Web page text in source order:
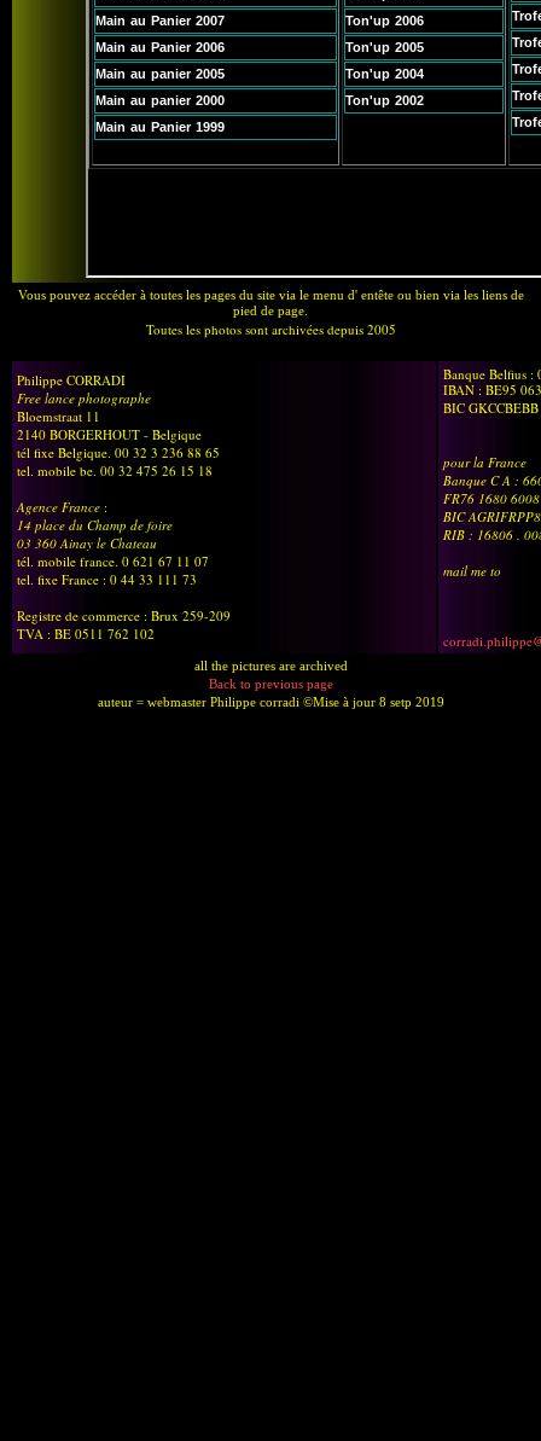
Vous pouvez accéder à toutes les pages du site via le menu d' entête ou bien via les liens de
pied de page.
Toutes les photos sont archivées depuis 2005
Philippe CORRADI
Free lance photographe
Bloemstraat 11
2140 BORGERHOUT - Belgique
tél fixe Belgique. 00 32 3 236 88 65
tel. mobile be. 00 32 475 26 15 18
Agence France :
14 place du Champ de foire
03 360 Ainay le Chateau
tél. mobile france. 0 621 67 11 07
tel. fixe France : 0 44 33 111 73
Registre de commerce : Brux 259-209
TVA : BE 0511 762 102
Banque Belfius :
IBAN : BE95
BIC GKCCBEBB
pour la France
Banque C A :
FR76 1680
BIC
RIB : 16806 .
mail me to
all the pictures are archived
Back to previous page
auteur = webmaster Philippe corradi ©Mise à jour 8 setp 2019